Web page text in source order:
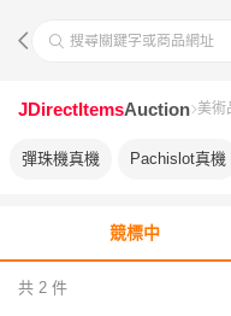
搜尋關鍵字或商品網址
JDirectItemsAuction 美術
彈珠機真機 Pachislot真機
競標中
共 2 件